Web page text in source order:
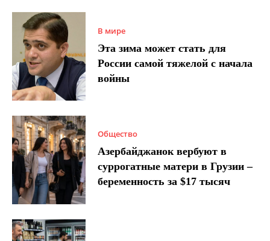
В мире
Эта зима может стать для
России самой тяжелой с начала
войны
Общество
Азербайджанок вербуют в
суррогатные матери в Грузии –
беременность за $17 тысяч